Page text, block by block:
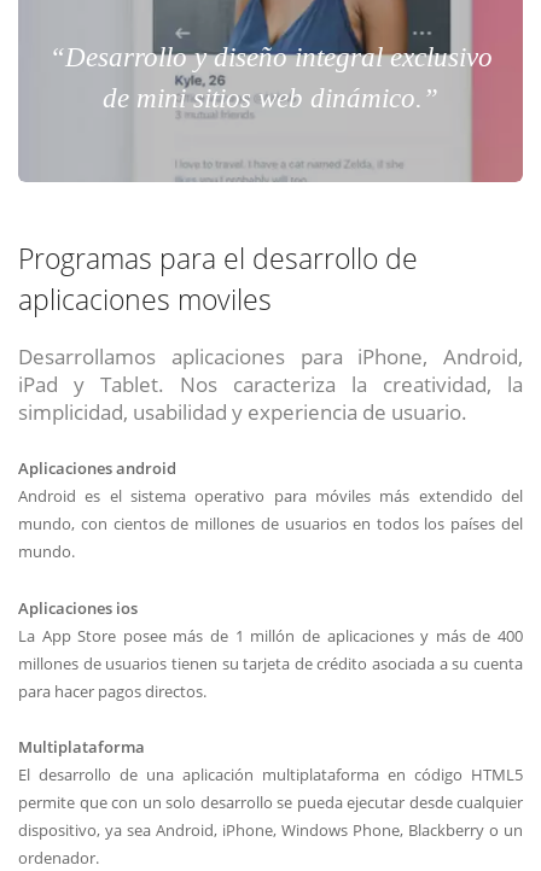
“Desarrollo y diseño integral exclusivo
de mini sitios web dinámico.”
Programas para el desarrollo de
aplicaciones moviles
Desarrollamos aplicaciones para iPhone, Android,
iPad y Tablet. Nos caracteriza la creatividad, la
simplicidad, usabilidad y experiencia de usuario.
Aplicaciones android
Android es el sistema operativo para móviles más extendido del
mundo, con cientos de millones de usuarios en todos los países del
mundo.
Aplicaciones ios
La App Store posee más de 1 millón de aplicaciones y más de 400
millones de usuarios tienen su tarjeta de crédito asociada a su cuenta
para hacer pagos directos.
Multiplataforma
El desarrollo de una aplicación multiplataforma en código HTML5
permite que con un solo desarrollo se pueda ejecutar desde cualquier
dispositivo, ya sea Android, iPhone, Windows Phone, Blackberry o un
ordenador.